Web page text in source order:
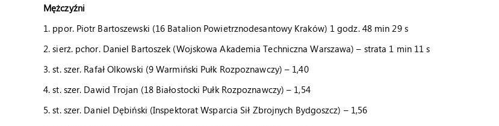
Mężczyźni
1. ppor. Piotr Bartoszewski (16 Batalion Powietrznodesantowy Kraków) 1 godz. 48 min 29 s
2. sierż. pchor. Daniel Bartoszek (Wojskowa Akademia Techniczna Warszawa) – strata 1 min 11 s
3. st. szer. Rafał Olkowski (9 Warmiński Pułk Rozpoznawczy) – 1,40
4. st. szer. Dawid Trojan (18 Białostocki Pułk Rozpoznawczy) – 1,54
5. st. szer. Daniel Dębiński (Inspektorat Wsparcia Sił Zbrojnych Bydgoszcz) – 1,56